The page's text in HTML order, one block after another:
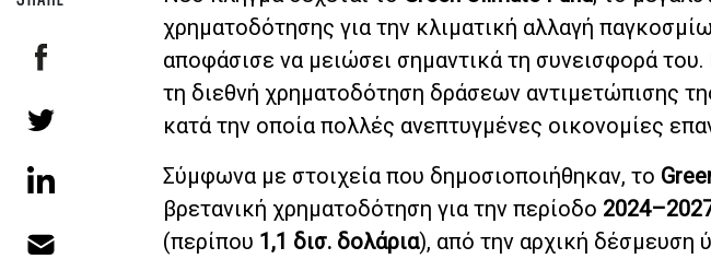
χρηματοδότησης για την κλιματική αλλαγή
αποφάσισε να μειώσει σημαντικά τη συνεισφορά του.
τη διεθνή χρηματοδότηση δράσεων αντιμετώπισης
κατά την οποία πολλές ανεπτυγμένες οικονομίες
Σύμφωνα με στοιχεία που δημοσιοποιήθηκαν, το
βρετανική χρηματοδότηση για την περίοδο
(περίπου 1,1 δισ. δολάρια), από την αρχική δέσμευση